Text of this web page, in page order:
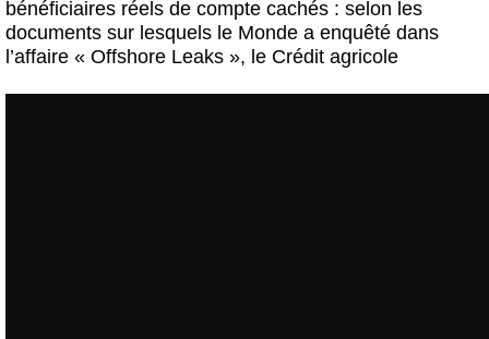
bénéficiaires réels de compte cachés : selon les
documents sur lesquels le Monde a enquêté dans
l’affaire « Offshore Leaks », le Crédit agricole